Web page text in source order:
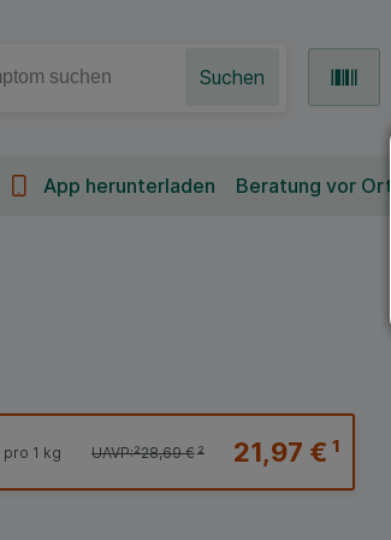
Suchen
App herunterladen Beratung vor Ort
21,97 €¹
UAVP:²28,69 €²
pro 1 kg